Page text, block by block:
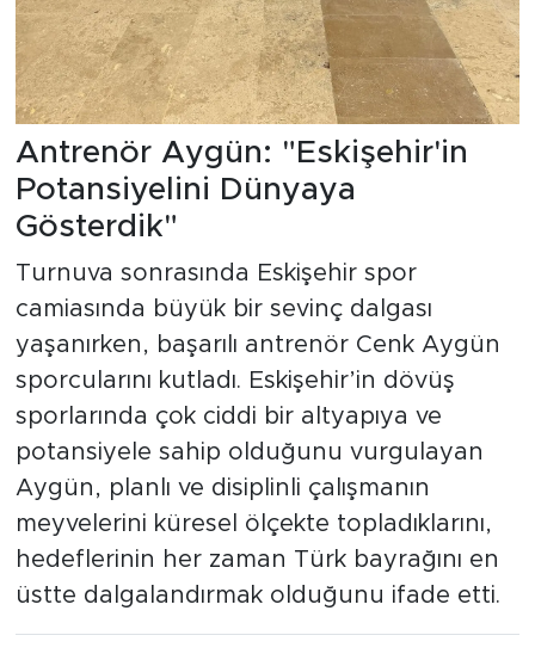
Antrenör Aygün: "Eskişehir'in
Potansiyelini Dünyaya
Gösterdik"
Turnuva sonrasında Eskişehir spor
camiasında büyük bir sevinç dalgası
yaşanırken, başarılı antrenör Cenk Aygün
sporcularını kutladı. Eskişehir’in dövüş
sporlarında çok ciddi bir altyapıya ve
potansiyele sahip olduğunu vurgulayan
Aygün, planlı ve disiplinli çalışmanın
meyvelerini küresel ölçekte topladıklarını,
hedeflerinin her zaman Türk bayrağını en
üstte dalgalandırmak olduğunu ifade etti.